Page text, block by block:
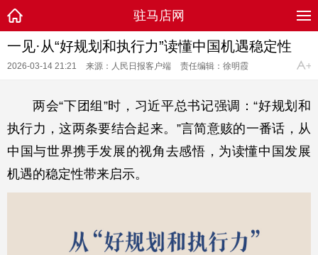
驻马店网
一见·从“好规划和执行力”读懂中国机遇稳定性
2026-03-14 21:21 来源：人民日报客户端 责任编辑：徐明霞
两会“下团组”时，习近平总书记强调：“好规划和
执行力，这两条要结合起来。”言简意赅的一番话，从
中国与世界携手发展的视角去感悟，为读懂中国发展
机遇的稳定性带来启示。